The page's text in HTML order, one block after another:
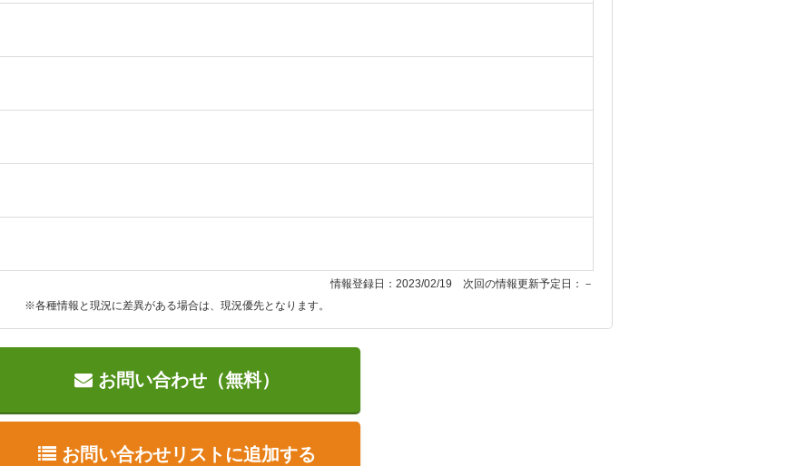
情報登録日：2023/02/19 次回の情報更新予定日：－
※各種情報と現況に差異がある場合は、現況優先となります。
お問い合わせ（無料）
お問い合わせリストに追加する